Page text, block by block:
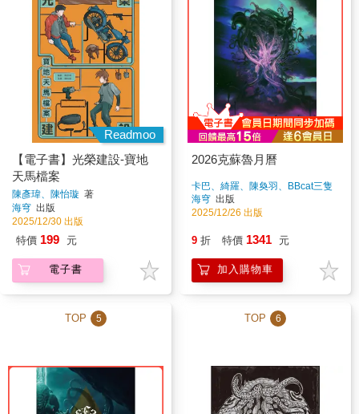
Readmoo
【電子書】光榮建設-寶地
天馬檔案
陳彥瑋、陳怡璇 著
海穹 出版
2025/12/30 出版
特價 199 元
電子書
2026克蘇魯月曆
卡巴、綺羅、陳奐羽、BBcat三隻
貓、石頭書、楊勝博、羽澄、大獵
蜥、靜川、幾希、aaaaa、Nick
海穹 出版
2025/12/26 出版
9 折 特價 1341 元
加入購物車
TOP 5 TOP 6